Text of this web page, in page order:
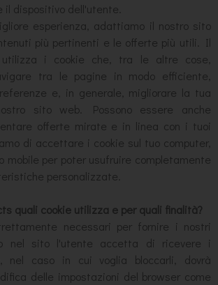
il dispositivo dell'utente.
esperienza, adattiamo il nostro sito
più pertinenti e le offerte più utili. Il
i cookie che, tra le altre cose,
tra le pagine in modo efficiente,
e, in generale, migliorare la tua
sito web. Possono essere anche
offerte mirate e in linea con i tuoi
di accettare i cookie sul tuo computer,
mobile per poter usufruire completamente
personalizzate.
quali cookie utilizza e per quali finalità?
necessari per fornire i nostri
nel sito l'utente accetta di ricevere i
nel caso in cui voglia bloccarli, dovrà
delle impostazioni del browser come